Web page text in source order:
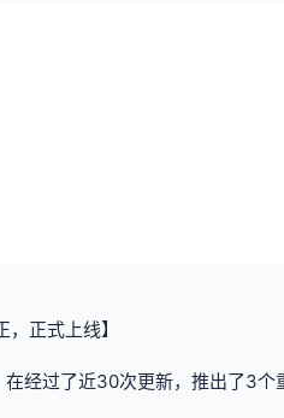
，正式上线】
经过了近30次更新，推出了3个